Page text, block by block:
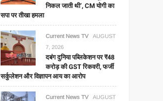
निकल जाती थी’, CM योगी का
सपा पर तीखा हमला
Current News TV
AUGUST
7, 2026
दबंग दुनिया पब्लिकेशन पर ₹48
करोड़ की GST रिकवरी, फर्जी
सर्कुलेशन और विज्ञापन आय का आरोप
Current News TV
AUGUST